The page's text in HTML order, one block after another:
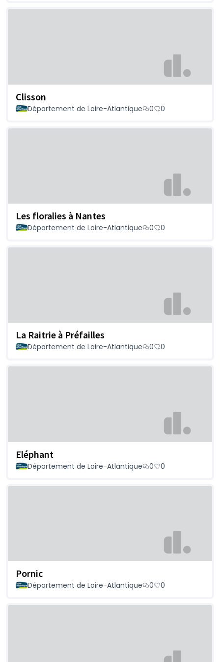
Clisson
Département de Loire-Atlantique 0 0
Les floralies à Nantes
Département de Loire-Atlantique 0 0
La Raitrie à Préfailles
Département de Loire-Atlantique 0 0
Eléphant
Département de Loire-Atlantique 0 0
Pornic
Département de Loire-Atlantique 0 0